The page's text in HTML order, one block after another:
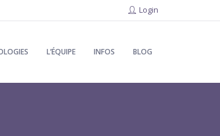
Login
L’ÉQUIPE INFOS BLOG